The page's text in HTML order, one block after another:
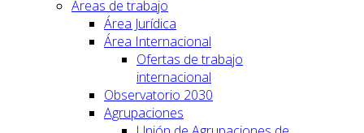
Áreas de trabajo
Área Jurídica
Área Internacional
Ofertas de trabajo
internacional
Observatorio 2030
Agrupaciones